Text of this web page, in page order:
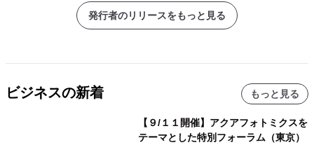
発行者のリリースをもっと見る
ビジネスの新着 もっと見る
【９/１１開催】アクアフォトミクスを
テーマとした特別フォーラム（東京）